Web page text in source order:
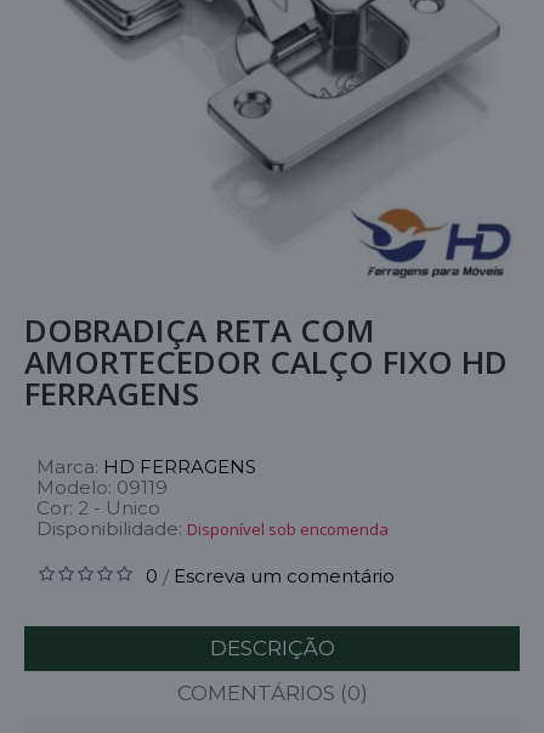
DOBRADIÇA RETA COM
AMORTECEDOR CALÇO FIXO HD
FERRAGENS
Marca: HD FERRAGENS
Modelo: 09119
Cor: 2 - Unico
Disponibilidade: Disponível sob encomenda
0 / Escreva um comentário
DESCRIÇÃO
COMENTÁRIOS (0)